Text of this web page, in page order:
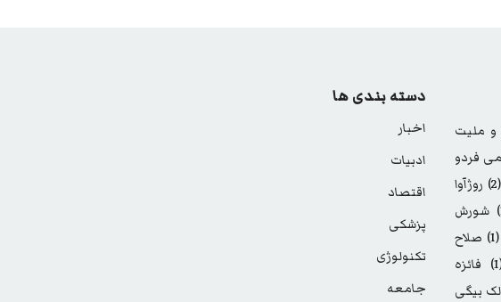
و ملیت
فردو
(2)
روژآوا
شورش
(1)
صلاح
فائزه
بیگی
دسته بندی ها
اخبار
ادبیات
اقتصاد
پزشکی
تکنولوژی
جامعه